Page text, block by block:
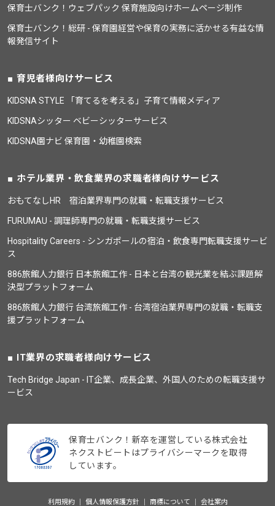
保育士バンク！ウェブパック 保育施設向けホームページ制作
保育士バンク！総研 - 保育園経営や保育の実務に活かせる有益な情
報発信サイト
育児者様向けサービス
KIDSNA STYLE 「育てるを考える」子育て情報メディア
KIDSNAシッター ベビーシッターサービス
KIDSNA園ナビ 保育園・幼稚園検索
ホテル業界・飲食業界の求職者様向けサービス
おもてなしHR 宿泊業界専門の就職・転職支援サービス
FURUMAU - 調理師専門の就職・転職支援サービス
Hospitality Careers - シンガポールの宿泊・飲食専門転職支援サービ
ス
886旅館人力銀行 日本旅館工作 - 日本と台湾の観光業を結ぶ課題解
決型プラットフォーム
886旅館人力銀行 台湾旅館工作 - 台湾宿泊業界専門の就職・転職支
援プラットフォーム
IT業界の求職者様向けサービス
Tech Bridge Japan - IT企業、成長企業、外国人のための転職支援サ
ービス
保育士バンク！新卒を運営している株式会社
ネクストビートはプライバシーマークを取得
しています。
利用規約 個人情報保護方針 商標について 会社案内